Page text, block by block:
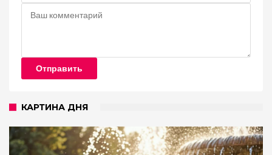
Отправить
КАРТИНА ДНЯ